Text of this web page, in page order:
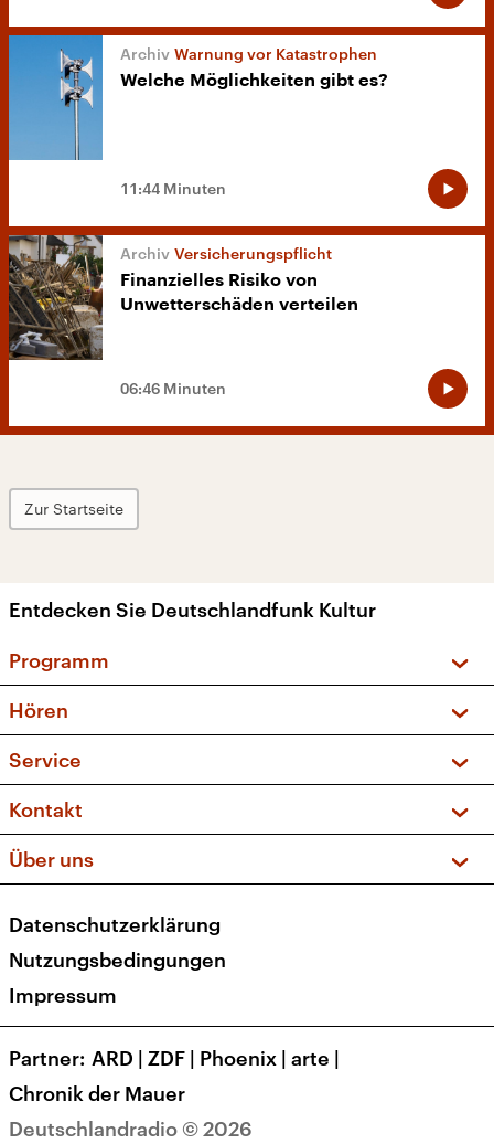
Warnung vor Katastrophen
Welche Möglichkeiten gibt es?
11:44 Minuten
Versicherungspflicht
Finanzielles Risiko von
Unwetterschäden verteilen
06:46 Minuten
Zur Startseite
Entdecken Sie Deutschlandfunk Kultur
Programm
Sendungen und Podcasts
Musikliste
Kakadu – Das Kinderprogramm
Hören
Frequenzen (UKW + DAB+)
Service
FAQ
Apps
Newsletter
Veranstaltungen
Kontakt
Social Media
Über uns
Presse
Karriere
Transparenz
Deutschlandradio © 2026
Datenschutzerklärung
Nutzungsbedingungen
Impressum
Partner ARD | ZDF | Phoenix | arte |
Chronik der Mauer